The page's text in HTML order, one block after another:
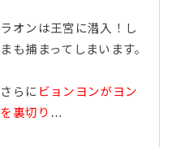
ラオンは王宮に潜入！し
まも捕まってしまいます。
さらに ビョンヨンがヨン
を裏切り …